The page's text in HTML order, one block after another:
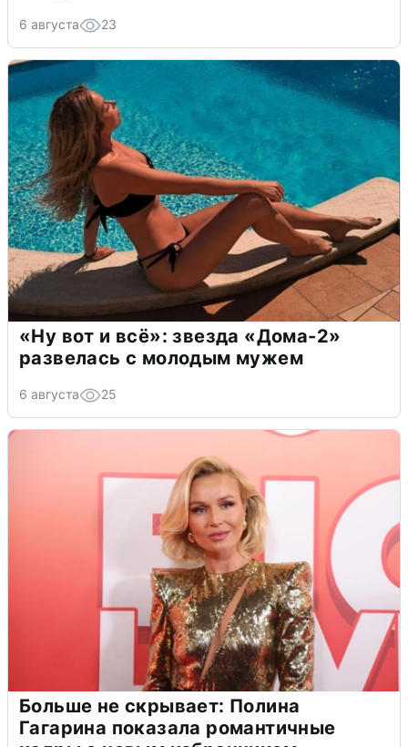
6 августа 23
«Ну вот и всё»: звезда «Дома-2»
развелась с молодым мужем
6 августа 25
Больше не скрывает: Полина
Гагарина показала романтичные